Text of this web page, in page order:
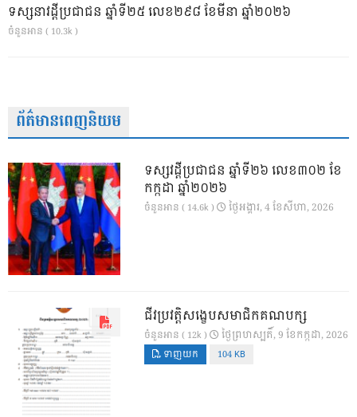
ទស្សនាវដ្ដីប្រជាជន ឆ្នាំទី២៥ លេខ២៩៨ ខែមីនា ឆ្នាំ២០២៦
ចំនួនអាន ( 10.3k )
ព័ត៌មានពេញនិយម
ទស្សវដ្តីប្រជាជន ឆ្នាំទី២៦ លេខ៣០២ ខែ
កក្កដា ឆ្នាំ២០២៦
ចំនួនអាន ( 14.6k ) ថ្ងៃ​អង្គារ, 4 ខែ​សីហា, 2026
ជីវប្រវត្តិសង្ខេបសមាជិកគណបក្ស
ចំនួនអាន ( 12k ) ថ្ងៃ​ព្រហស្បតិ៍, 9 ខែ​កក្កដា, 2026
ទាញយក 104 KB